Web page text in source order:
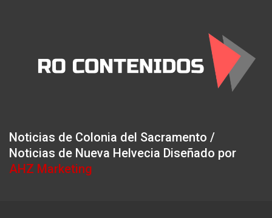
Noticias de Colonia del Sacramento /
Noticias de Nueva Helvecia Diseñado por
AHZ Marketing